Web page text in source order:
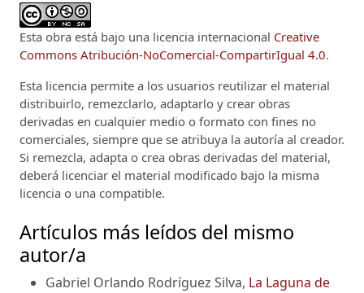
Esta obra está bajo una licencia internacional Creative
Commons Atribución-NoComercial-CompartirIgual 4.0.
Esta licencia permite a los usuarios reutilizar el material
distribuirlo, remezclarlo, adaptarlo y crear obras
derivadas en cualquier medio o formato con fines no
comerciales, siempre que se atribuya la autoría al creador.
Si remezcla, adapta o crea obras derivadas del material,
deberá licenciar el material modificado bajo la misma
licencia o una compatible.
Artículos más leídos del mismo
autor/a
Gabriel Orlando Rodríguez Silva, La Laguna de